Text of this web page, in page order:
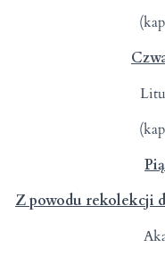
Z powodu rekolekcji